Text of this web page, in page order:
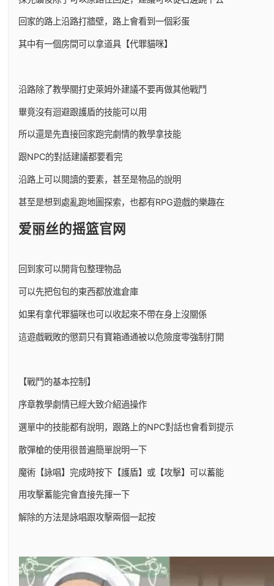
回家的路上沿路打牆壁，路上會看到一個彩蛋
其中有一個房間可以拿道具【代罪貓咪】
沿路除了教學關打史萊姆外建議不要再做其他戰鬥
畢竟沒有迴避跟護盾的技能可以用
所以還是先直接回家跑完劇情的教學拿技能
跟NPC的對話建議都要看完
沿路上可以閱讀的要素，甚至是物品的說明
甚至是想到處亂跑地圖探索，也都有RPG遊戲的樂趣在
爱丽丝的摇篮官网
回到家可以開背包整理物品
可以先把包包的東西都放進倉庫
如果有拿代罪貓咪也可以收起來不帶在身上沒關係
這遊戲戰敗的懲罰只有寶箱通通被以危險度零強制打開
【戰鬥的基本控制】
序章教學劇情已經大致介紹過操作
選單中的技能都有說明，跟路上的NPC對話也會看到提示
散彈槍的使用很普遍簡單說明一下
魔術【詠唱】完成時按下【護盾】或【攻擊】可以蓄能
用攻擊蓄能完會直接先揮一下
解除的方法是詠唱跟攻擊兩個一起按